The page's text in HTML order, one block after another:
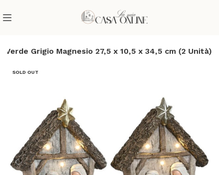
Verde Grigio Magnesio 27,5 x 10,5 x 34,5 cm (2 Unità)
SOLD OUT